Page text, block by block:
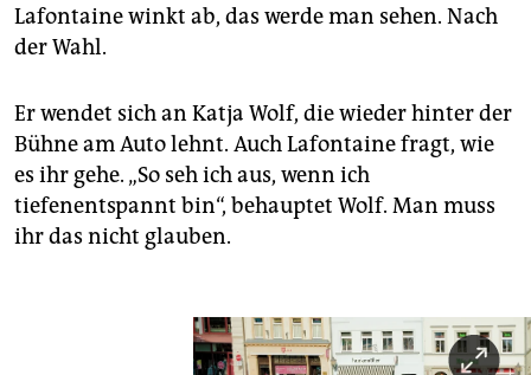
Lafontaine winkt ab, das werde man sehen. Nach
der Wahl.
Er wendet sich an Katja Wolf, die wieder hinter der
Bühne am Auto lehnt. Auch Lafontaine fragt, wie
es ihr gehe. „So seh ich aus, wenn ich
tiefenentspannt bin“, behauptet Wolf. Man muss
ihr das nicht glauben.